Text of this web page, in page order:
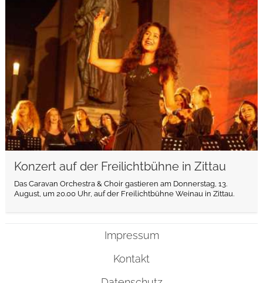
Konzert auf der Freilichtbühne in Zittau
Das Caravan Orchestra & Choir gastieren am Donnerstag, 13.
August, um 20.00 Uhr, auf der Freilichtbühne Weinau in Zittau.
weiterlesen
Impressum
Kontakt